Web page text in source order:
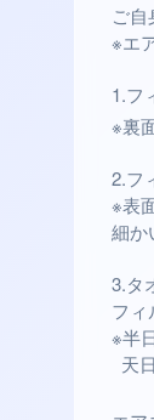
ご
※エ
1.フ
※裏
2.フ
※表
細か
3.タ
フィ
※半
天